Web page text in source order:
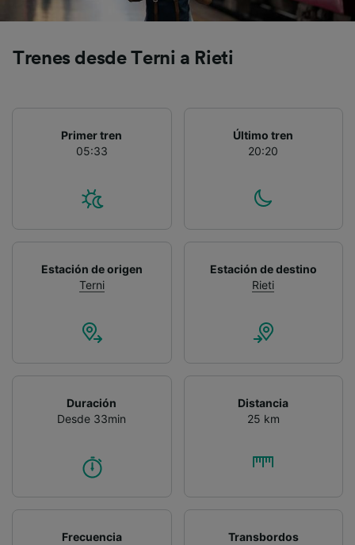
Trenes desde Terni a Rieti
Primer tren
05:33
Último tren
20:20
Estación de origen
Terni
Estación de destino
Rieti
Duración
Desde 33min
Distancia
25 km
Frecuencia
Transbordos
precisa. Analizar activamente las
dispositivo y/o acceder a ella. Publicidad y
audiencia y desarrollo de servicios.
Lista de asociados (proveedores)